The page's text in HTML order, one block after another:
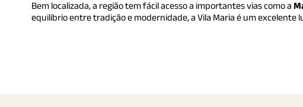
Bem localizada, a região tem fácil acesso a importantes vias como a
equilíbrio entre tradição e modernidade, a Vila Maria é um excelente